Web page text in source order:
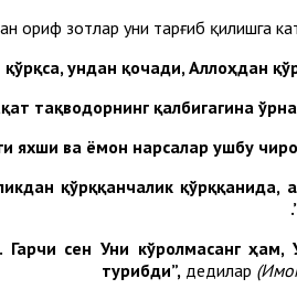
ориф зотлар уни тарғиб қилишга
ундан қочади, Аллоҳдан
тақводорнинг қалбигагина
яхши ва ёмон нарсалар ушбу
қўрққанчалик қўрққанида,
Гарчи сен Уни кўролмасанг
турибди”, дедилар